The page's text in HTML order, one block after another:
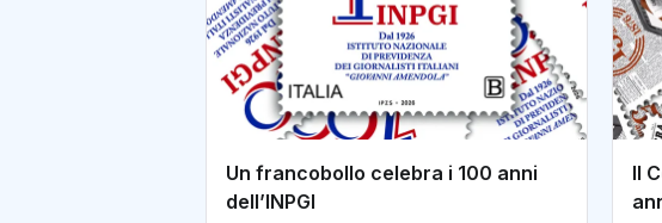
Un francobollo celebra i 100 anni
dell’INPGI
Il